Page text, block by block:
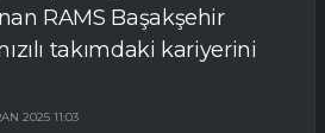
RAMS Başakşehir
takımdaki kariyerini
2025 11:03